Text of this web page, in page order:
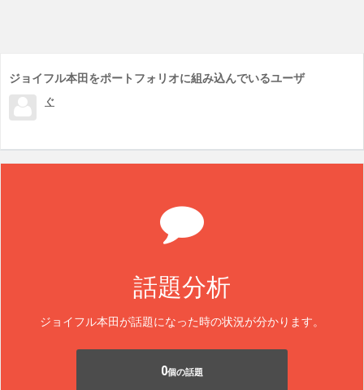
ジョイフル本田をポートフォリオに組み込んでいるユーザ
ぐ
話題分析
ジョイフル本田が話題になった時の状況が分かります。
0個の話題